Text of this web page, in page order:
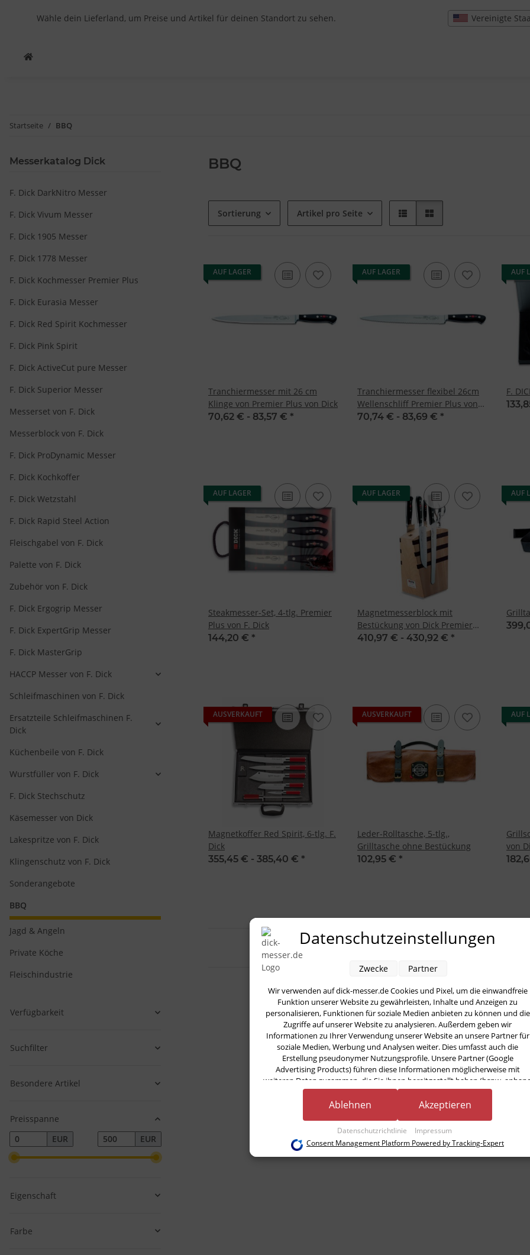
Wähle dein Lieferland, um Preise und Artikel für deinen Standort zu sehen. Vereinigte
Startseite BBQ
BBQ
Sortierung Artikel pro Seite
AUF LAGER
Tranchiermesser mit 26 cm
Klinge von Premier Plus von Dick
70,62 € - 83,57 € *
AUF LAGER
Tranchiermesser flexibel 26cm
Wellenschliff Premier Plus von
Dick
70,74 € - 83,69 € *
AUF
F.
AUF LAGER
Steakmesser-Set, 4-tlg. Premier
Plus von F. Dick
144,20 € *
AUF LAGER
Magnetmesserblock mit
Bestückung von Dick Premier
Plus
410,97 € - 430,92 € *
AUF
AUSVERKAUFT
Magnetkoffer Red Spirit, 6-tlg. F.
Dick
355,45 € - 385,40 € *
AUSVERKAUFT
Leder-Rolltasche, 5-tlg.,
Grilltasche ohne Bestückung
102,95 € *
AUF
von
Messerkatalog Dick
F. Dick DarkNitro Messer
F. Dick Vivum Messer
F. Dick 1905 Messer
F. Dick 1778 Messer
F. Dick Kochmesser Premier Plus
F. Dick Eurasia Messer
F. Dick Red Spirit Kochmesser
F. Dick Pink Spirit
F. Dick ActiveCut pure Messer
F. Dick Superior Messer
Messerset von F. Dick
Messerblock von F. Dick
F. Dick ProDynamic Messer
F. Dick Kochkoffer
F. Dick Wetzstahl
F. Dick Rapid Steel Action
Fleischgabel von F. Dick
Palette von F. Dick
Zubehör von F. Dick
F. Dick Ergogrip Messer
F. Dick ExpertGrip Messer
F. Dick MasterGrip
HACCP Messer von F. Dick
Schleifmaschinen von F. Dick
Ersatzteile Schleifmaschinen F.
Dick
Küchenbeile von F. Dick
Wurstfüller von F. Dick
F. Dick Stechschutz
Käsemesser von Dick
Lakespritze von F. Dick
Klingenschutz von F. Dick
Sonderangebote
BBQ
Jagd & Angeln
Private Köche
Fleischindustrie
Verfügbarkeit
Suchfilter
Besondere Artikel
Preisspanne
EUR
EUR
Eigenschaft
Farbe
Datenschutzeinstellungen
Wir verwenden auf dick-messer.de Cookies und Pixel, um die einwandfreie
Funktion unserer Website zu gewährleisten, Inhalte und Anzeigen zu
personalisieren, Funktionen für soziale Medien anbieten zu können und die
Zugriffe auf unserer Website zu analysieren. Außerdem geben wir
Informationen zu Ihrer Verwendung unserer Website an unsere Partner für
soziale Medien, Werbung und Analysen weiter. Dies umfasst auch die
Erstellung pseudonymer Nutzungsprofile. Unsere Partner (Google
Advertising Products) führen diese Informationen möglicherweise mit
weiteren Daten zusammen, die Sie ihnen bereitgestellt haben (bspw.
eines persönlichen Accounts) oder welche sie im Rahmen Ihrer Nutzung der
Dienste gesammelt haben (bspw. Nutzungsdaten anderer Geräte). Ihre
Einwilligung zur Nutzung von Cookies und Pixeln können Sie jederzeit
widerrufen, indem Sie auf den Datenschutz-Button links unten klicken und
dort die entsprechenden Anpassungen vornehmen.
Datenschutzrichtlinie Impressum
Zwecke Partner
Ablehnen Akzeptieren
Consent Management Platform Powered by Tracking-Expert